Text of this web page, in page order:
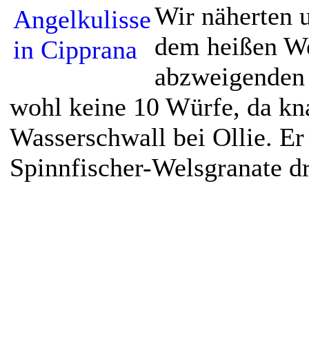
Wir näherten
dem heißen
wohl keine 10 Würfe, da
Wasserschwall bei Ollie.
Spinnfischer-Welsgranate